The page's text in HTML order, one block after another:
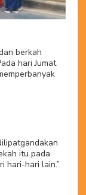
berkah
hari Jumat
itu pada
hari-hari lain.”